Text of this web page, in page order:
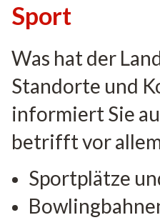
Sport
Was hat der
Standorte und
informiert Sie
betrifft vor
Sportplätze